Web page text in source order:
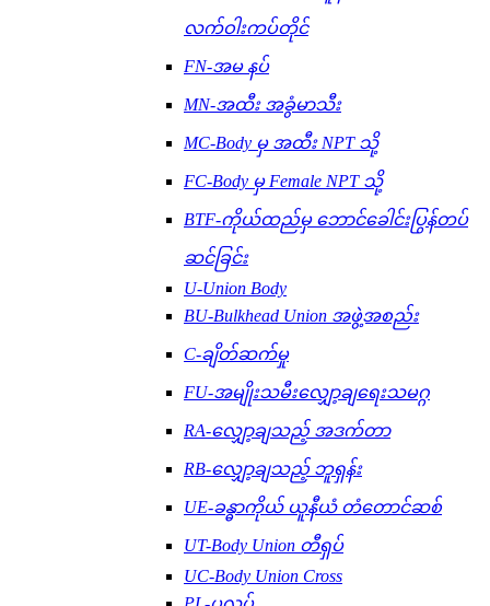
လက်ဝါးကပ်တိုင်
FN-အမ နပ်
MN-အထီး အခွံမာသီး
MC-Body မှ အထီး NPT သို့
FC-Body မှ Female NPT သို့
BTF-ကိုယ်ထည်မှ ဘောင်ခေါင်းပြွန်တပ်
ဆင်ခြင်း
U-Union Body
BU-Bulkhead Union အဖွဲ့အစည်း
C-ချိတ်ဆက်မှု
FU-အမျိုးသမီးလျှော့ချရေးသမဂ္ဂ
RA-လျှော့ချသည့် အဒက်တာ
RB-လျှော့ချသည့် ဘူရှန်း
UE-ခန္ဓာကိုယ် ယူနီယံ တံတောင်ဆစ်
UT-Body Union တီရှပ်
UC-Body Union Cross